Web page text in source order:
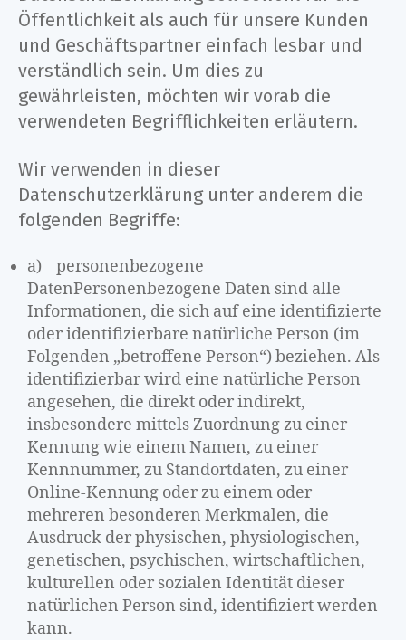
Öffentlichkeit als auch für unsere Kunden
und Geschäftspartner einfach lesbar und
verständlich sein. Um dies zu
gewährleisten, möchten wir vorab die
verwendeten Begrifflichkeiten erläutern.
Wir verwenden in dieser
Datenschutzerklärung unter anderem die
folgenden Begriffe:
a) personenbezogene
DatenPersonenbezogene Daten sind alle
Informationen, die sich auf eine identifizierte
oder identifizierbare natürliche Person (im
Folgenden „betroffene Person“) beziehen. Als
identifizierbar wird eine natürliche Person
angesehen, die direkt oder indirekt,
insbesondere mittels Zuordnung zu einer
Kennung wie einem Namen, zu einer
Kennnummer, zu Standortdaten, zu einer
Online-Kennung oder zu einem oder
mehreren besonderen Merkmalen, die
Ausdruck der physischen, physiologischen,
genetischen, psychischen, wirtschaftlichen,
kulturellen oder sozialen Identität dieser
natürlichen Person sind, identifiziert werden
kann.